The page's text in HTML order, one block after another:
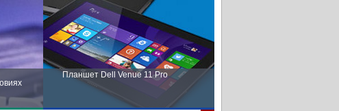
Планшет Dell Venue 11 Pro